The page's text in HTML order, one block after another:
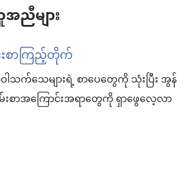
များ
စာကြည့်တိုက်
အသစ်
ဖွ
သက်သေများရဲ့ စာပေတွေကို သုံးပြီး အွန်
းစာအကြောင်းအရာတွေကို ရှာဖွေလေ့လာ